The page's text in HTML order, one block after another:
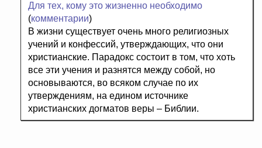
Для тех, кому это жизненно необходимо
(комментарии)
В жизни существует очень много религиозных
учений и конфессий, утверждающих, что они
христианские. Парадокс состоит в том, что хоть
все эти учения и разнятся между собой, но
основываются, во всяком случае по их
утверждениям, на едином источнике
христианских догматов веры – Библии.